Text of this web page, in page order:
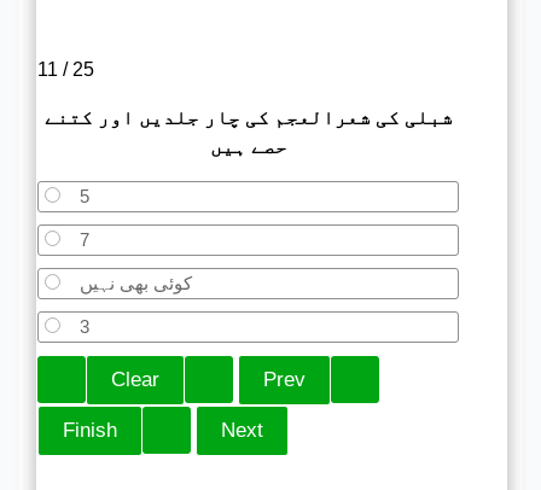
11 / 25
شبلی کی شعرالعجم کی چار جلدیں اور کتنے
حصے ہیں
5
7
کوئی بھی نہیں
3